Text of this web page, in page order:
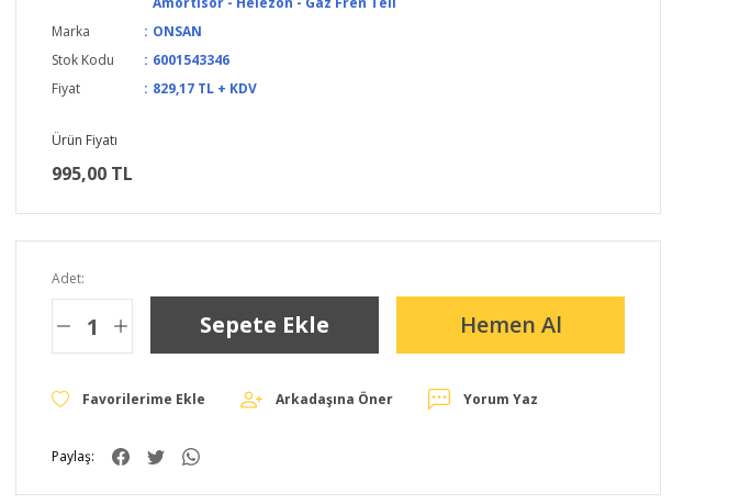
Marka
ONSAN
Stok Kodu
6001543346
Fiyat
829,17 TL + KDV
Ürün Fiyatı
995,00 TL
Adet:
Sepete Ekle Hemen Al
Arkadaşına Öner Yorum Yaz
Paylaş: